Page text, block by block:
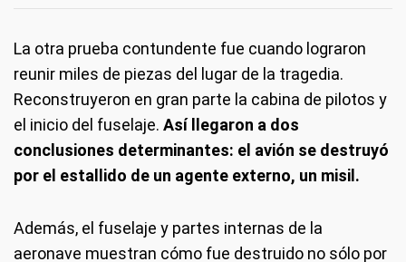
La otra prueba contundente fue cuando lograron
reunir miles de piezas del lugar de la tragedia.
Reconstruyeron en gran parte la cabina de pilotos y
el inicio del fuselaje. Así llegaron a dos
conclusiones determinantes: el avión se destruyó
por el estallido de un agente externo, un misil.
Además, el fuselaje y partes internas de la
aeronave muestran cómo fue destruido no sólo por